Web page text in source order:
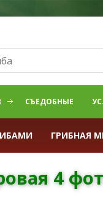
СЪЕДОБНЫЕ
ГРИБНАЯ
4